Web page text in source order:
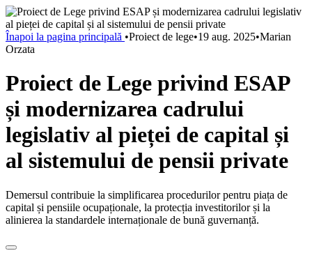
Înapoi la pagina principală •Proiect de lege•19 aug. 2025•Marian
Orzata
Proiect de Lege privind ESAP
și modernizarea cadrului
legislativ al pieței de capital și
al sistemului de pensii private
Demersul contribuie la simplificarea procedurilor pentru piața de
capital și pensiile ocupaționale, la protecția investitorilor și la
alinierea la standardele internaționale de bună guvernanță.